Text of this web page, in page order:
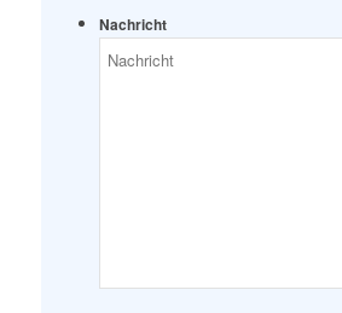
Nachricht